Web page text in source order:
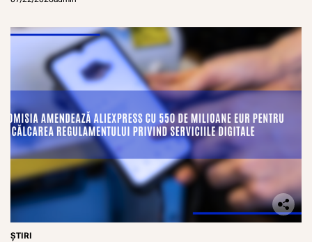
ŞTIRI